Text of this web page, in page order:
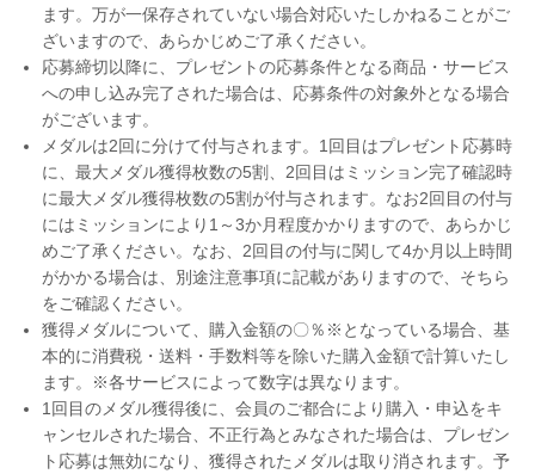
ます。万が一保存されていない場合対応いたしかねることがご
ざいますので、あらかじめご了承ください。
応募締切以降に、プレゼントの応募条件となる商品・サービス
への申し込み完了された場合は、応募条件の対象外となる場合
がございます。
メダルは2回に分けて付与されます。1回目はプレゼント応募時
に、最大メダル獲得枚数の5割、2回目はミッション完了確認時
に最大メダル獲得枚数の5割が付与されます。なお2回目の付与
にはミッションにより1～3か月程度かかりますので、あらかじ
めご了承ください。なお、2回目の付与に関して4か月以上時間
がかかる場合は、別途注意事項に記載がありますので、そちら
をご確認ください。
獲得メダルについて、購入金額の〇％※となっている場合、基
本的に消費税・送料・手数料等を除いた購入金額で計算いたし
ます。※各サービスによって数字は異なります。
1回目のメダル獲得後に、会員のご都合により購入・申込をキ
ャンセルされた場合、不正行為とみなされた場合は、プレゼン
ト応募は無効になり、獲得されたメダルは取り消されます。予